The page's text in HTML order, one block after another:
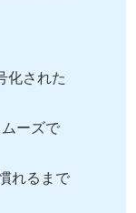
化された
ーズで
れるまで